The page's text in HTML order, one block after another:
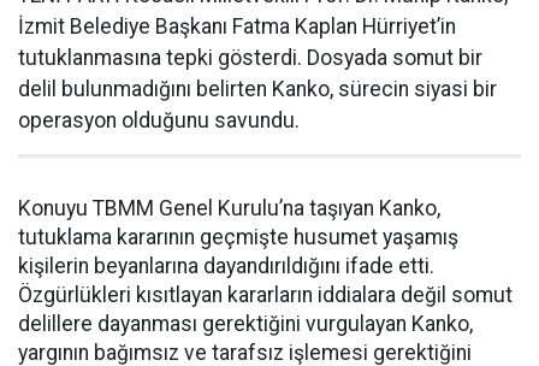
İzmit Belediye Başkanı Fatma Kaplan Hürriyet’in
tutuklanmasına tepki gösterdi. Dosyada somut bir
delil bulunmadığını belirten Kanko, sürecin siyasi bir
operasyon olduğunu savundu.
Konuyu TBMM Genel Kurulu’na taşıyan Kanko,
tutuklama kararının geçmişte husumet yaşamış
kişilerin beyanlarına dayandırıldığını ifade etti.
Özgürlükleri kısıtlayan kararların iddialara değil somut
delillere dayanması gerektiğini vurgulayan Kanko,
yargının bağımsız ve tarafsız işlemesi gerektiğini